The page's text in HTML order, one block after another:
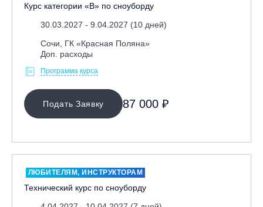
Курс категории «В» по сноуборду
30.03.2027 - 9.04.2027 (10 дней)
Сочи, ГК «Красная Поляна»
Доп. расходы
Программа курса
Подать Заявку 87 000 ₽
ЛЮБИТЕЛЯМ, ИНСТРУКТОРАМ
Технический курс по сноуборду